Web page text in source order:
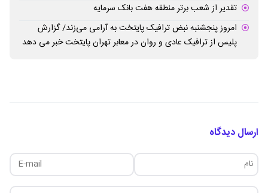
تقدیر از شعب برتر منطقه هفت بانک سرمایه
امروز پنجشنبه نبض ترافیک پایتخت به آرامی می‌زند/ گزارش
پلیس از ترافیک عادی و روان در معابر تهران پایتخت خبر می دهد
ارسال دیدگاه